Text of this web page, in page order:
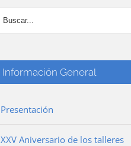
Información General
Presentación
XXV Aniversario de los talleres